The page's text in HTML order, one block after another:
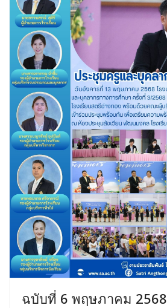
ฉบับที่ 6 พฤษภาคม 2568